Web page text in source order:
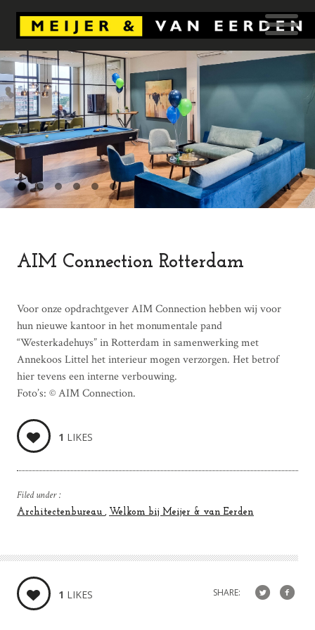
AIM Connection Rotterdam
Voor onze opdrachtgever AIM Connection hebben wij voor
hun nieuwe kantoor in het monumentale pand
“Westerkadehuys” in Rotterdam in samenwerking met
Annekoos Littel het interieur mogen verzorgen. Het betrof
hier tevens een interne verbouwing.
Foto’s: © AIM Connection.
1 LIKES
Filed under :
Architectenbureau Welkom bij Meijer & van Eerden
1 LIKES SHARE: